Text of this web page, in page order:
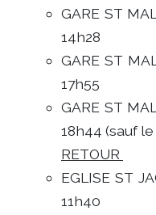
GARE ST
14h28
GARE ST
17h55
GARE ST
18h44 (sauf
RETOUR
EGLISE ST
11h40